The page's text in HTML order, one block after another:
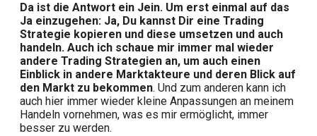
Da ist die Antwort ein Jein. Um erst einmal auf das
Ja einzugehen: Ja, Du kannst Dir eine Trading
Strategie kopieren und diese umsetzen und auch
handeln. Auch ich schaue mir immer mal wieder
andere Trading Strategien an, um auch einen
Einblick in andere Marktakteure und deren Blick auf
den Markt zu bekommen. Und zum anderen kann ich
auch hier immer wieder kleine Anpassungen an meinem
Handeln vornehmen, was es mir ermöglicht, immer
besser zu werden.